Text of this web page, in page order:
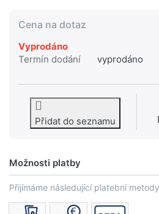
Cena na dotaz
Vyprodáno
Termín dodání
vyprodáno
Přidat do seznamu
Možnosti platby
Přijímáme následující platební metody